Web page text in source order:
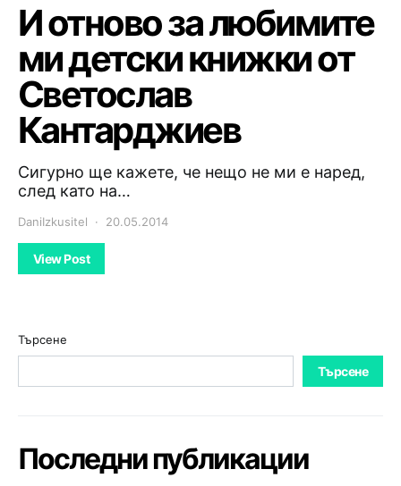
И отново за любимите
ми детски книжки от
Светослав
Кантарджиев
Сигурно ще кажете, че нещо не ми е наред,
след като на…
DaniIzkusitel 20.05.2014
View Post
Търсене
Търсене
Последни публикации